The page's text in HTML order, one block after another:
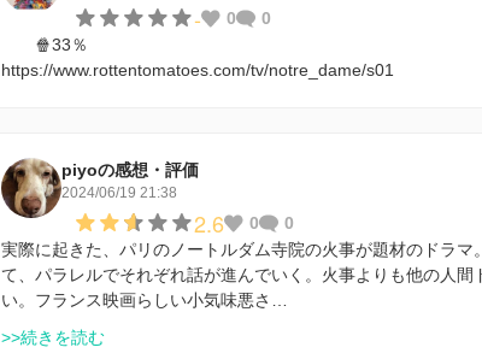
- 0
0
🍿33％
https://www.rottentomatoes.com/tv/notre_dame/s01
piyoの感想・評価
2024/06/19 21:38
2.6 0
0
実際に起きた、パリのノートルダム寺院の火事が題材のドラマ
て、パラレルでそれぞれ話が進んでいく。火事よりも他の人間
い。フランス映画らしい小気味悪さ…
>>続きを読む